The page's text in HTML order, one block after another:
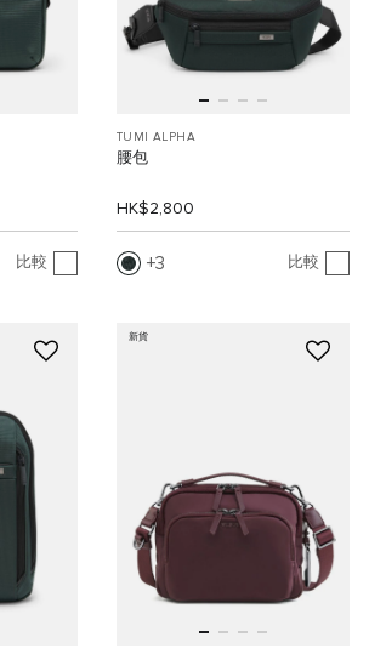
比較
TUMI ALPHA
腰包
HK$2,800
3 比較
新貨